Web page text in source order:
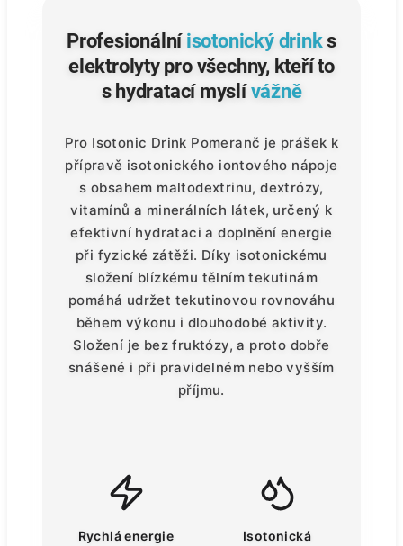
Profesionální isotonický drinks
elektrolyty pro všechny, kteří to
s hydratací myslívážně
Pro Isotonic Drink Pomeranč je prášek k
přípravě isotonického iontového nápoje
s obsahem maltodextrinu, dextrózy,
vitamínů a minerálních látek, určený k
efektivní hydrataci a doplnění energie
při fyzické zátěži. Díky isotonickému
složení blízkému tělním tekutinám
pomáhá udržet tekutinovou rovnováhu
během výkonu i dlouhodobé aktivity.
Složení je bez fruktózy, a proto dobře
snášené i při pravidelném nebo vyšším
příjmu.
Rychlá energie
Isotonická